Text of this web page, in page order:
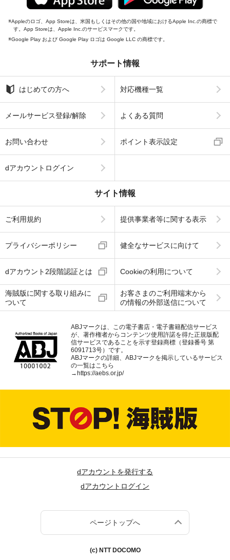
Appleのロゴ、App Storeは、米国もしくはその他の国や地域におけるApple Inc.の商標で
す。App Storeは、Apple Inc.のサービスマークです。
Google Play および Google Play ロゴは Google LLC の商標です。
サポート情報
はじめての方へ 対応機種一覧
メールサービス登録/解除 よくある質問
お問い合わせ ポイント表示設定
dアカウントログイン
サイト情報
ご利用規約 提供事業者等に関する表示
プライバシーポリシー 健全なサービスに向けて
dアカウント2段階認証とは Cookieの利用について
海賊版に関する取り組みに
ついて
お客さまのご利用端末から
の情報の外部送信について
ABJマークは、この電子書店・電子書籍配信サービス
が、著作権者からコンテンツ使用許諾を得た正規版配
信サービスであることを示す登録商標（登録番号 第
6091713号）です。
ABJマークの詳細、ABJマークを掲示しているサービス
の一覧はこちら
→ https://aebs.or.jp/
dアカウントを発行する
dアカウントログイン
ページトップへ
(c) NTT DOCOMO